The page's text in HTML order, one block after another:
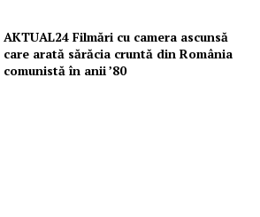
AKTUAL24 Filmări cu camera ascunsă
care arată sărăcia cruntă din România
comunistă în anii ’80